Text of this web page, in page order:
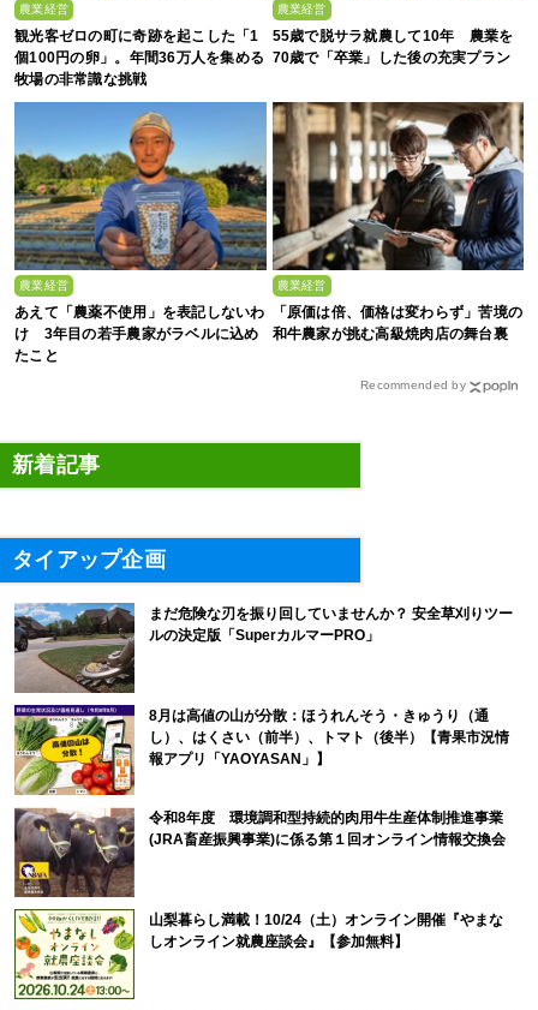
農業経営
観光客ゼロの町に奇跡を起こした「1
個100円の卵」。年間36万人を集める
牧場の非常識な挑戦
農業経営
55歳で脱サラ就農して10年 農業を
70歳で「卒業」した後の充実プラン
農業経営
あえて「農薬不使用」を表記しないわ
け 3年目の若手農家がラベルに込め
たこと
農業経営
「原価は倍、価格は変わらず」苦境の
和牛農家が挑む高級焼肉店の舞台裏
Recommended by
新着記事
タイアップ企画
まだ危険な刃を振り回していませんか？ 安全草刈りツー
ルの決定版「SuperカルマーPRO」
8月は高値の山が分散：ほうれんそう・きゅうり（通
し）、はくさい（前半）、トマト（後半）【青果市況情
報アプリ「YAOYASAN」】
令和8年度 環境調和型持続的肉用牛生産体制推進事業
(JRA畜産振興事業)に係る第１回オンライン情報交換会
山梨暮らし満載！10/24（土）オンライン開催『やまな
しオンライン就農座談会』【参加無料】